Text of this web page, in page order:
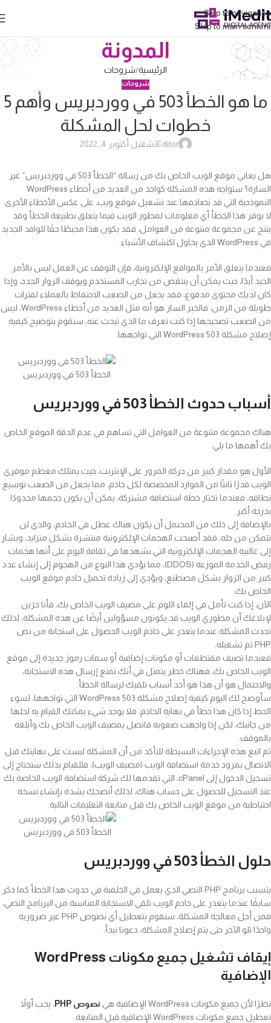
Skip to navigation
Skip to main content
المدونة
الرئيسية شروحات
شروحات
ما هو الخطأ 503 في ووردبريس وأهم 5
خطوات لحل المشكلة
Editorتشغيل أكتوبر 4, 2022
هل يعاني موقع الويب الخاص بك من رسالة “الخطأ 503 في ووردبريس” غير
السارة؟ ستواجه هذه المشكلة كواحد من العديد من أخطاء WordPress
النموذجية التي قد تصادفها عند تشغيل موقع ويب، على عكس الأخطاء الأخرى
لا يوفر هذا الخطأ أي معلومات لمطور الويب فيما يتعلق بطبيعة الخطأ وقد
ينتج عن مجموعة متنوعة من العوامل، فقد يكون هذا محبطًا حقًا للوافد الجديد
في WordPress الذي يحاول اكتشاف الأشياء.
فعندما يتعلق الأمر بالمواقع الإلكترونية، فإن التوقف عن العمل ليس بالأمر
الجيد أبدًا، حيث يمكن أن ينتقص من تجارب المستخدم ويوقف الزوار الجدد، وإذا
كان لديك محتوى مدفوع، فقد يجعل من الصعب الاحتفاظ بالعملاء لفترات
طويلة من الزمن، فالخبر السار هو أنه مثل العديد من أخطاء WordPress، ليس
من الصعب تصحيحها إذا كنت تعرف ما الذي تبحث عنه، سنقوم بتوضيح كيفية
إصلاح مشكلة WordPress 503 التي تواجهها.
الخطأ 503 في ووردبريس
أسباب حدوث الخطأ 503 في ووردبريس
هناك مجموعة متنوعة من العوامل التي تساهم في عدم الدقة الموقع الخاص
بك أهمها ما يلي:
الأول هو مقدار كبير من حركة المرور على الإنترنت، حيث يمتلك معظم موفري
الويب قدرًا ثابتًا من الموارد المخصصة لكل خادم، مما يجعل من الصعب توسيع
نطاقه، فعندما تختار خطة استضافة مشتركة، يمكن أن يكون حجمها محدودًا
بدرجة أكبر.
بالإضافة إلى ذلك من المحتمل أن يكون هناك عطل في الخادم، والذي لن
تتمكن من حله، فقد أصبحت الهجمات الإلكترونية منتشرة بشكل متزايد، ويشار
إلى غالبية الهجمات الإلكترونية التي نشهدها في ثقافة اليوم على أنها هجمات
رفض الخدمة الموزعة (DDOS)، مما يؤدي هذا النوع من الهجوم إلى إنشاء عدد
كبير من الزوار بشكل مصطنع، ويؤدي إلى زيادة تحميل خادم موقع الويب
الخاص بك.
الآن، إذا كنت تأمل في إلقاء اللوم على مضيف الويب الخاص بك، فأنا حزين
لإبلاغك أن مطوري الويب قد يكونون مسؤولين أيضًا عن هذه المشكلة، لذلك
تحدث المشكلة عندما يتعذر على خادم الويب الحصول على استجابة من نص
PHP تم تشغيله.
فعندما تضيف مقتطفات أو مكونات إضافية أو سمات رموز جديدة إلى موقع
الويب الخاص بك، فهناك خطر يتمثل في أنك تمنع إرسال هذه الاستجابة،
والاحتمال هو أن هذا هو أحد أسباب تلقيك لرسالة الخطأ.
سأوضح لك اليوم كيفية إصلاح مشكلة WordPress 503 التي تواجهها، لسوء
الحظ إذا كان هذا خطأ في نهاية الخادم، فلا يوجد شيء يمكنك القيام به لحلها
من جانبك، لكن إذا واجهت صعوبة فاتصل بمضيف الويب الخاص بك وأبلغه
بالموقف.
ثم اتبع هذه الإجراءات البسيطة للتأكد من أن المشكلة ليست على نهايتك قبل
الاتصال بمزود خدمة استضافة الويب (مضيف الويب)، فللقيام بذلك ستحتاج إلى
تسجيل الدخول إلى cPanel، التي تقدمها لك شركة استضافة الويب الخاصة بك
عند التسجيل للحصول على حساب هناك، لذلك أنصحك بشدة بإنشاء نسخة
احتياطية من موقع الويب الخاص بك قبل متابعة التعليمات التالية.
الخطأ 503 في ووردبريس
حلول الخطأ 503 في ووردبريس
يتسبب برنامج PHP النصي الذي يعمل في الخلفية في حدوث هذا الخطأ كما ذكر
سابقًا عندما يتعذر على خادم الويب تلقي الاستجابة المناسبة من البرنامج النصي،
فمن أجل معالجة المشكلة، سنقوم بتعطيل أي نصوص PHP غير ضرورية
واحدًا تلو الآخر حتى يتم إصلاح المشكلة، دعونا نبدأ:
إيقاف تشغيل جميع مكونات WordPress
الإضافية
نظرًا لأن جميع مكونات WordPress الإضافية هي نصوص PHP
، يجب أولاً
تعطيل جميع مكونات WordPress الإضافية قبل المتابعة.